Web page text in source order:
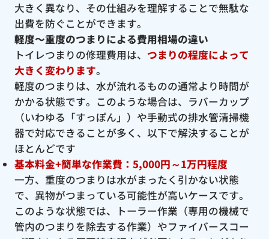
大きく異なり、その仕組みを理解することで無駄な
出費を防ぐことができます。
軽度〜重度のつまりによる費用相場の違い
トイレつまりの修理費用は、 つまりの程度によって
大きく変わります。
軽度のつまりは、水が流れるものの通常より時間が
かかる状態です。このような場合は、ラバーカップ
（いわゆる「すっぽん」）や手動式の排水管清掃機
器で対応できることが多く、以下で解決することが
ほとんどです
基本料金+簡単な作業費：5,000円～1万円程度
一方、重度のつまりは水がまったく引かない状態
で、異物がつまっている可能性が高いケースです。
このような状態では、トーラー作業（専用の機械で
管内のつまりを除去する作業）やファイバースコー